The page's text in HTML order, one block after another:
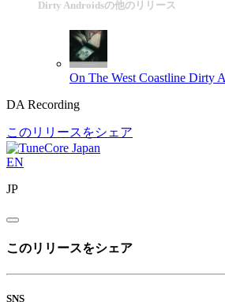
Dirty Androidsの他のリリース
On The West Coastline Dirty
DA Recording
このリリースをシェア
EN
JP
このリリースをシェア
SNS